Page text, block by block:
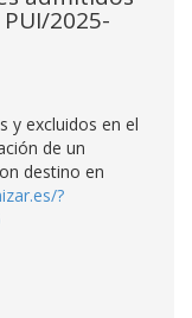
2025-
y excluidos en el
de un
destino en
?